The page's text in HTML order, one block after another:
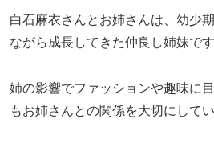
白石麻衣さんとお姉さんは、幼少
ながら成長してきた仲良し姉妹です
姉の影響でファッションや趣味に
もお姉さんとの関係を大切にしてい